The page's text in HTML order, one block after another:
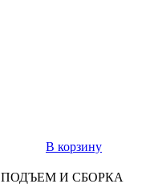
В корзину
ПОДЪЕМ И СБОРКА